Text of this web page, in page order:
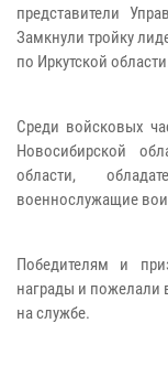
представители
Замкнули тройку
по Иркутской
Среди войсковых
Новосибирской
области,
военнослужащие
Победителям и
награды и пожелали
на службе.